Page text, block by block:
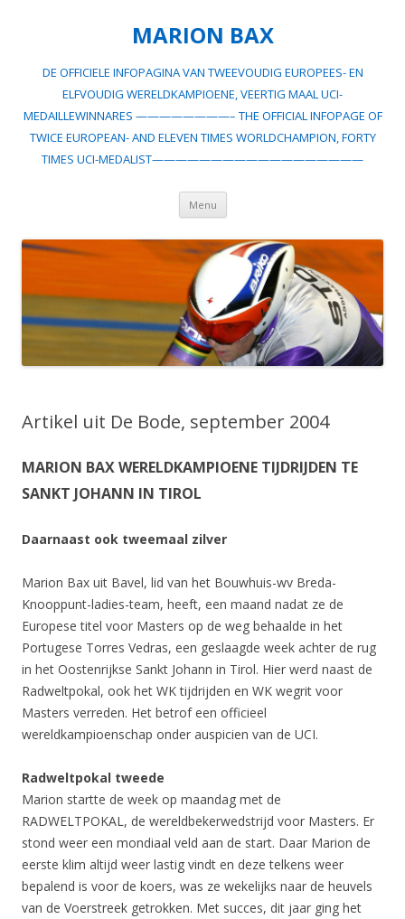
MARION BAX
DE OFFICIELE INFOPAGINA VAN TWEEVOUDIG EUROPEES- EN
ELFVOUDIG WERELDKAMPIOENE, VEERTIG MAAL UCI-
MEDAILLEWINNARES ————————– THE OFFICIAL INFOPAGE OF
TWICE EUROPEAN- AND ELEVEN TIMES WORLDCHAMPION, FORTY
TIMES UCI-MEDALIST——————————————————
Menu Spring
inhoud
Artikel uit De Bode, september 2004
MARION BAX WERELDKAMPIOENE TIJDRIJDEN TE
SANKT JOHANN IN TIROL
Daarnaast ook tweemaal zilver
Marion Bax uit Bavel, lid van het Bouwhuis-wv Breda-
Knooppunt-ladies-team, heeft, een maand nadat ze de
Europese titel voor Masters op de weg behaalde in het
Portugese Torres Vedras, een geslaagde week achter de rug
in het Oostenrijkse Sankt Johann in Tirol. Hier werd naast de
Radweltpokal, ook het WK tijdrijden en WK wegrit voor
Masters verreden. Het betrof een officieel
wereldkampioenschap onder auspicien van de UCI.
Radweltpokal tweede
Marion startte de week op maandag met de
RADWELTPOKAL, de wereldbekerwedstrijd voor Masters. Er
stond weer een mondiaal veld aan de start. Daar Marion de
eerste klim altijd weer lastig vindt en deze telkens weer
bepalend is voor de koers, was ze wekelijks naar de heuvels
van de Voerstreek getrokken. Met succes, dit jaar ging het